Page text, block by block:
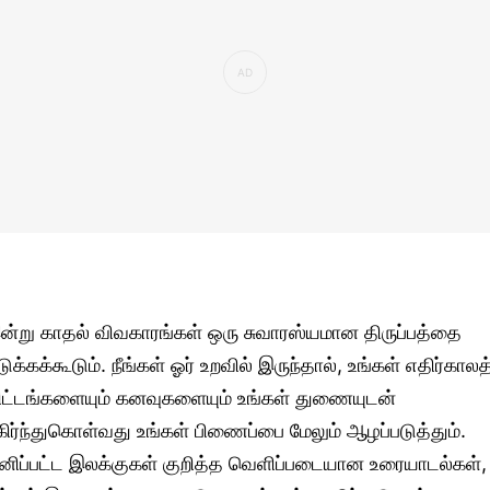
காதல் விவகாரங்கள் ஒரு சுவாரஸ்யமான திருப்பத்தை
நீங்கள் ஓர் உறவில் இருந்தால், உங்கள்
கனவுகளையும் உங்கள் துணையுடன்
உங்கள் பிணைப்பை மேலும் ஆழப்படுத்தும்.
இலக்குகள் குறித்த வெளிப்படையான உரையாடல்கள்,